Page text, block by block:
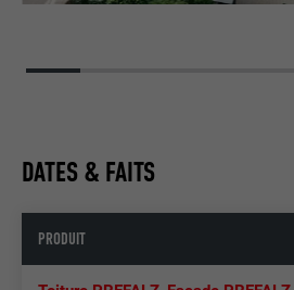
DATES & FAITS
PRODUIT